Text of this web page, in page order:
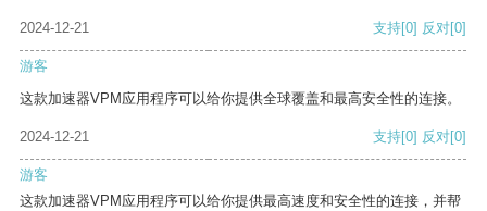
2024-12-21 支持[0] 反对[0]
游客
这款加速器VPM应用程序可以给你提供全球覆盖和最高安全性的连接。
2024-12-21 支持[0] 反对[0]
游客
这款加速器VPM应用程序可以给你提供最高速度和安全性的连接，并帮